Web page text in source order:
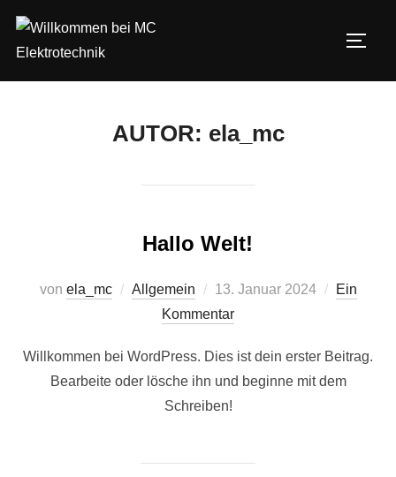
Inhalt
springen
AUTOR: ela_mc
Hallo Welt!
von ela_mc Allgemein
Veröffentlicht
am
13. Januar 2024
Ein
Kommentar
Willkommen bei WordPress. Dies ist dein erster Beitrag.
Bearbeite oder lösche ihn und beginne mit dem
Schreiben!